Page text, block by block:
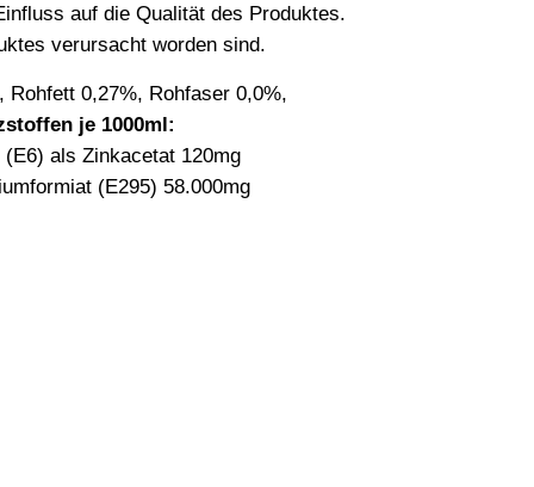
auf die Qualität des Produktes.
verursacht worden sind.
0,27%, Rohfaser 0,0%,
je 1000ml:
als Zinkacetat 120mg
(E295) 58.000mg